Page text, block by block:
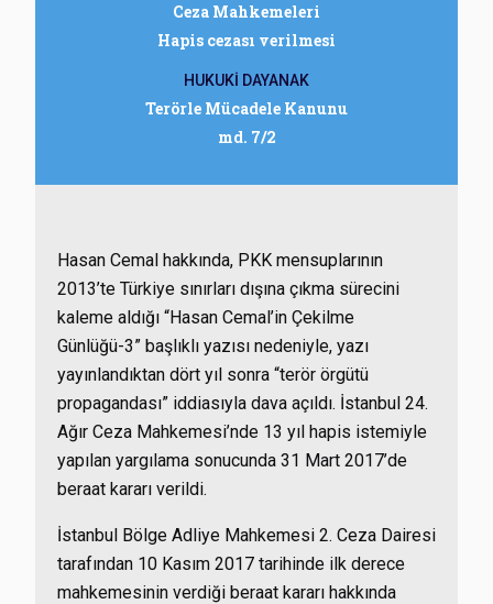
Ceza Mahkemeleri
Hapis cezası verilmesi
HUKUKİ DAYANAK
Terörle Mücadele Kanunu
md. 7/2
Hasan Cemal hakkında, PKK mensuplarının
2013’te Türkiye sınırları dışına çıkma sürecini
kaleme aldığı “Hasan Cemal’in Çekilme
Günlüğü-3” başlıklı yazısı nedeniyle, yazı
yayınlandıktan dört yıl sonra “terör örgütü
propagandası” iddiasıyla dava açıldı. İstanbul 24.
Ağır Ceza Mahkemesi’nde 13 yıl hapis istemiyle
yapılan yargılama sonucunda 31 Mart 2017’de
beraat kararı verildi.
İstanbul Bölge Adliye Mahkemesi 2. Ceza Dairesi
tarafından 10 Kasım 2017 tarihinde ilk derece
mahkemesinin verdiği beraat kararı hakkında